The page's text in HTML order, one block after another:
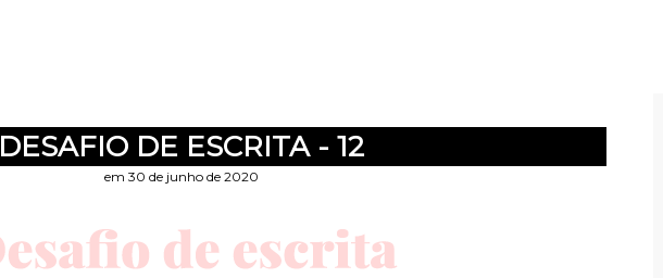
DESAFIO DE ESCRITA - 12
em 30 de junho de 2020